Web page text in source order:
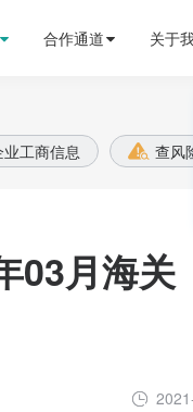
合作通道 关于
工商信息  查风
03月海关